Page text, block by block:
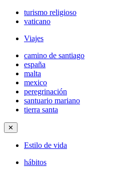
turismo religioso
vaticano
Viajes
camino de santiago
españa
malta
mexico
peregrinación
santuario mariano
tierra santa
✕
Estilo de vida
hábitos